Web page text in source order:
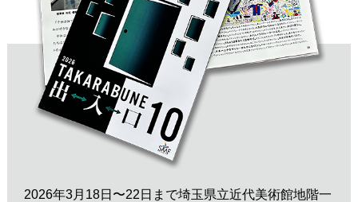
2026年3月18日〜22日まで埼玉県立近代美術館地階一